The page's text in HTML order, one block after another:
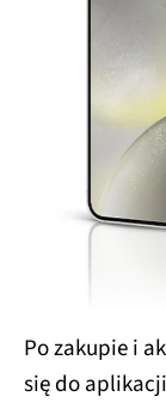
Po zakupie i
się do aplikacji